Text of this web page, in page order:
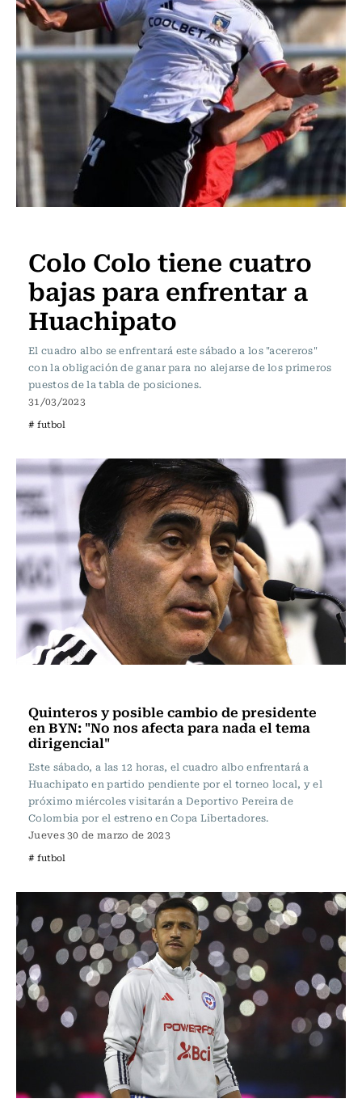
Colo Colo tiene cuatro
bajas para enfrentar a
Huachipato
El cuadro albo se enfrentará este sábado a los "acereros"
con la obligación de ganar para no alejarse de los primeros
puestos de la tabla de posiciones.
31/03/2023
# futbol
Quinteros y posible cambio de presidente
en BYN: "No nos afecta para nada el tema
dirigencial"
Este sábado, a las 12 horas, el cuadro albo enfrentará a
Huachipato en partido pendiente por el torneo local, y el
próximo miércoles visitarán a Deportivo Pereira de
Colombia por el estreno en Copa Libertadores.
Jueves 30 de marzo de 2023
# futbol